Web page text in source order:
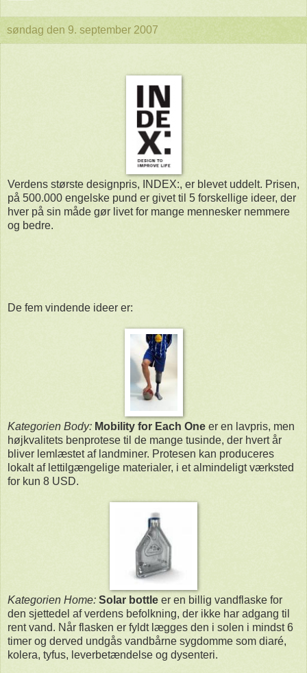
søndag den 9. september 2007
Verdens største designpris, INDEX:, er blevet uddelt. Prisen,
på 500.000 engelske pund er givet til 5 forskellige ideer, der
hver på sin måde gør livet for mange mennesker nemmere
og bedre.
De fem vindende ideer er:
Kategorien Body: Mobility for Each One er en lavpris, men
højkvalitets benprotese til de mange tusinde, der hvert år
bliver lemlæstet af landminer. Protesen kan produceres
lokalt af lettilgængelige materialer, i et almindeligt værksted
for kun 8 USD.
Kategorien Home: Solar bottle er en billig vandflaske for
den sjettedel af verdens befolkning, der ikke har adgang til
rent vand. Når flasken er fyldt lægges den i solen i mindst 6
timer og derved undgås vandbårne sygdomme som diaré,
kolera, tyfus, leverbetændelse og dysenteri.